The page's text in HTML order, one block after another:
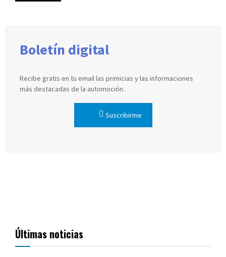
Boletín digital
Recibe gratis en tu email las primicias y las informaciones
más destacadas de la automoción.
Suscribirme
Últimas noticias